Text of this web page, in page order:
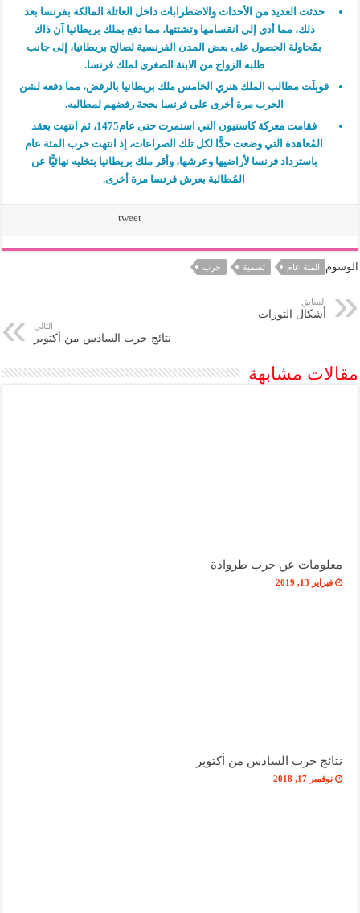
حدثت العديد من الأحداث والاضطرابات داخل العائلة المالكة بفرنسا بعد
ذلك، مما أدى إلى انقسامها وتشتتها، مما دفع بملك بريطانيا آن ذاك
بمُحاولة الحصول على بعض المدن الفرنسية لصالح بريطانيا، إلى جانب
طلبه الزواج من الابنة الصغرى لملك فرنسا.
قوبِلَت مطالب الملك هنري الخامس ملك بريطانيا بالرفض، مما دفعه لشن
الحرب مرة أخرى على فرنسا بحجة رفضهم لمطالبه.
فقامت معركة كاستيون التي استمرت حتى عام1475، ثم انتهت بعقد
المُعاهدة التي وضعت حدًّا لكل تلك الصراعات، إذ انتهت حرب المئة عام
باسترداد فرنسا لأراضيها وعرشها، وأقر ملك بريطانيا بتخليه نهائيًّا عن
المُطالبة بعرش فرنسا مرة أخرى.
tweet
الوسوم المئة عام تسمية حرب
السابق
أشكال الثورات
التالي
نتائج حرب السادس من أكتوبر
مقالات مشابهة
معلومات عن حرب طروادة
فبراير 13, 2019
نتائج حرب السادس من أكتوبر
نوفمبر 17, 2018